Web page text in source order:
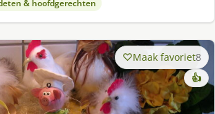
& hoofdgerechten
Maak favoriet8
👍